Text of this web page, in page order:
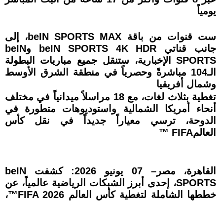
يومياً
ست قنوات من باقة beIN SPORTS MAX، إلى
جانب قناتي beIN SPORTS 4K HDR وbeIN
SPORTS الإخبارية، ستنقل جميع مباريات البطولة
الـ104 مباشرةً وحصرياً في منطقة الشرق الأوسط
وشمال أفريقيا
تغطية بثلاث لغات، مع 18 مراسلاً ميدانياً في مختلف
أنحاء أمريكا الشمالية واستوديوهات متطورة في
الدوحة، ترسي معياراً جديداً في نقل كأس
العالمFIFA ™
القاهرة، مصر– 07 يونيو 2026: كشفت beIN
SPORTS، إحدى أبرز الشبكات الرياضية عالمياً، عن
خططها الشاملة لتغطية كأس العالم FIFA 2026™،